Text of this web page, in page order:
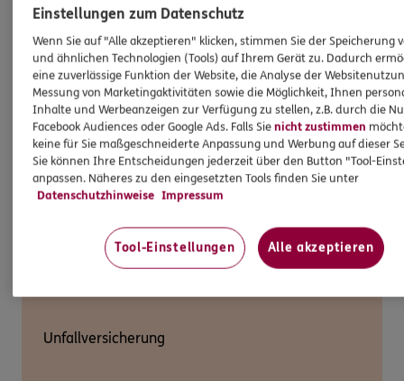
Unfallversicherung
Einstellungen zum Datenschutz
Wenn Sie auf "Alle akzeptieren" klicken, stimmen Sie der Speicherung
und ähnlichen Technologien (Tools) auf Ihrem Gerät zu. Dadurch
eine zuverlässige Funktion der Website, die Analyse der
Messung von Marketingaktivitäten sowie die Möglichkeit, Ihnen
Inhalte und Werbeanzeigen zur Verfügung zu stellen, z.B. durch die
Facebook Audiences oder Google Ads. Falls Sienicht zustimmen
keine für Sie maßgeschneiderte Anpassung und Werbung auf dieser
Sie können Ihre Entscheidungen jederzeit über den Button "Tool-
anpassen. Näheres zu den eingesetzten Tools finden Sie unter
Datenschutzhinweise Impressum
Tool-Einstellungen Alle akzeptieren